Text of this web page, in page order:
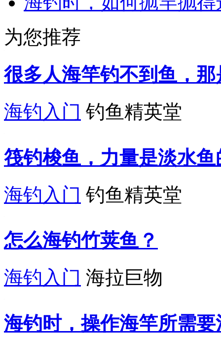
为您推荐
很多人海竿钓不到鱼，
海钓入门 钓鱼精英堂
筏钓梭鱼，力量是淡水鱼
海钓入门 钓鱼精英堂
怎么海钓竹荚鱼？
海钓入门 海拉巨物
海钓时，操作海竿所需